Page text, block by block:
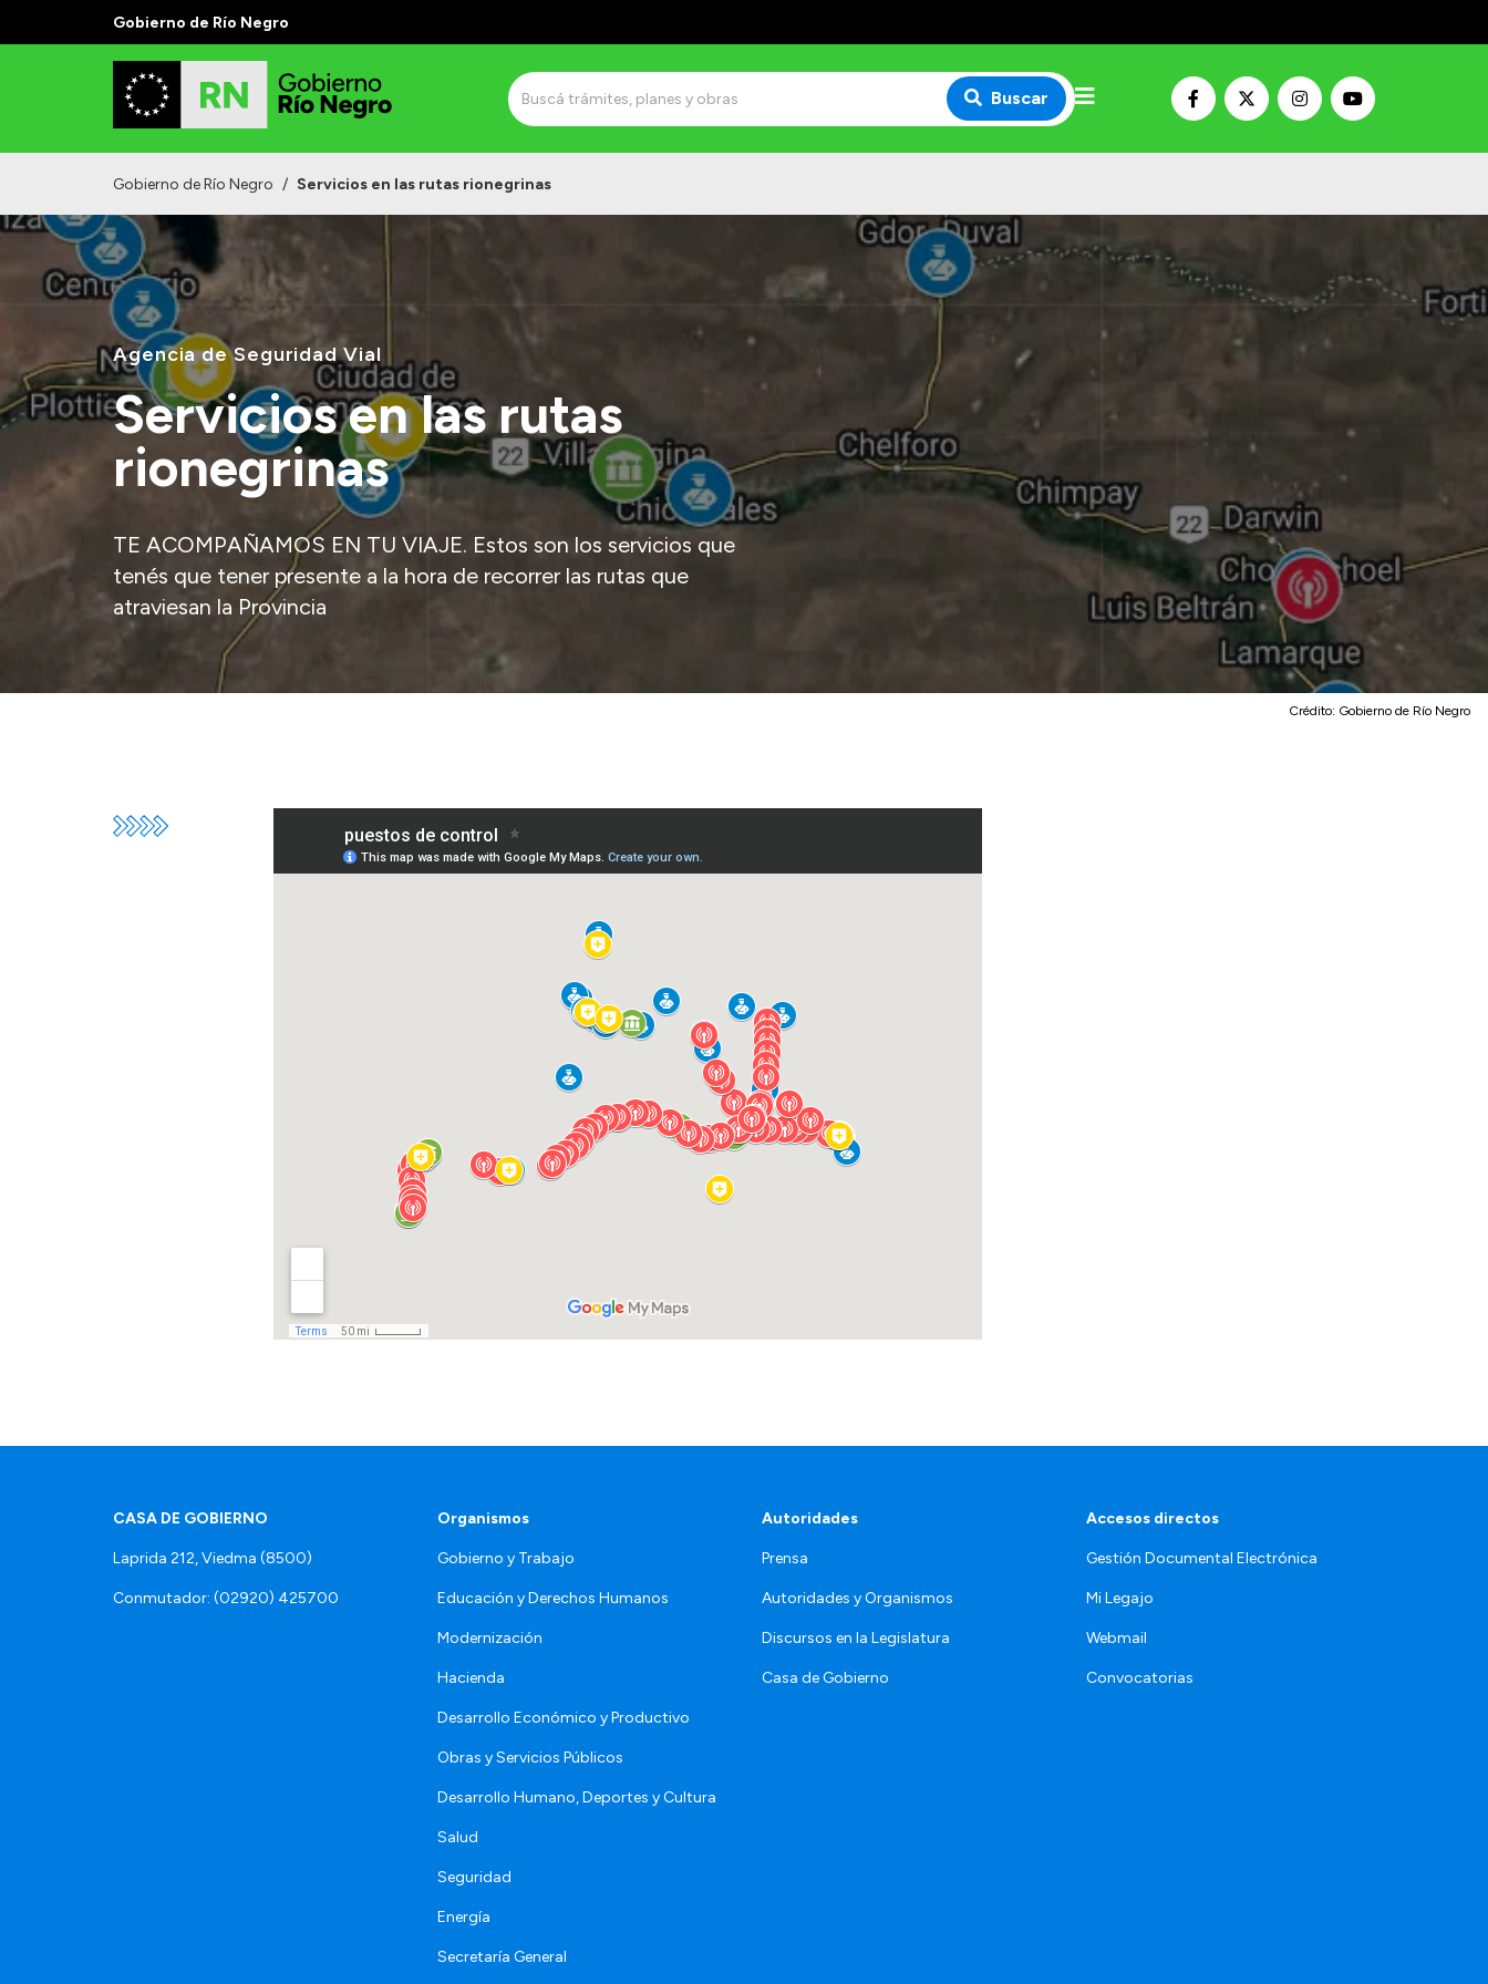
Gobierno de Río Negro
Buscar
Gobierno de Río Negro / Servicios en las rutas rionegrinas
Agencia de Seguridad Vial
Servicios en las rutas
rionegrinas
TE ACOMPAÑAMOS EN TU VIAJE. Estos son los servicios que
tenés que tener presente a la hora de recorrer las rutas que
atraviesan la Provincia
Crédito: Gobierno de Río Negro
CASA DE GOBIERNO
Laprida 212, Viedma (8500)
Conmutador: (02920) 425700
Organismos
Gobierno y Trabajo
Educación y Derechos Humanos
Modernización
Hacienda
Desarrollo Económico y Productivo
Obras y Servicios Públicos
Desarrollo Humano, Deportes y Cultura
Salud
Seguridad
Energía
Secretaría General
Autoridades
Prensa
Autoridades y Organismos
Discursos en la Legislatura
Casa de Gobierno
Accesos directos
Gestión Documental Electrónica
Mi Legajo
Webmail
Convocatorias